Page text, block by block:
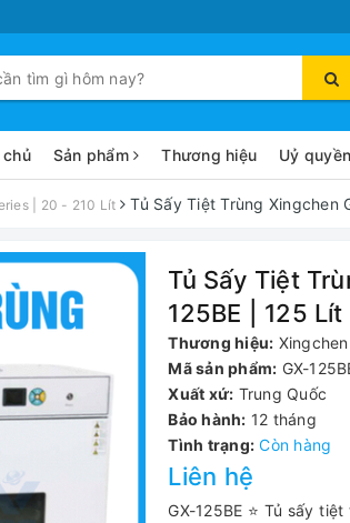
chủ Sản phẩm Thương hiệu Uỷ
| 20 - 210 Lít Tủ Sấy Tiệt Trùng Xingchen
Tủ Sấy Tiệt
125BE | 125 Lít
Thương hiệu:
Mã sản phẩm: GX-
Xuất xứ: Trung Quốc
Bảo hành: 12 tháng
Tình trạng: Còn hàng
Liên hệ
GX-125BE ⭐ Tủ sấy